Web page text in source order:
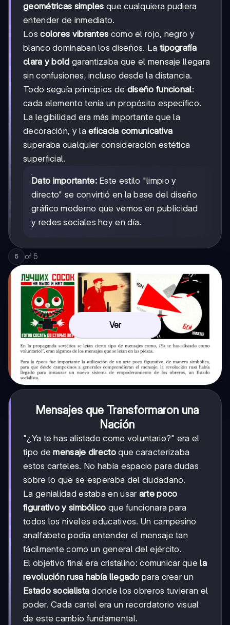
geométricas simples que cualquiera pudiera
entender de inmediato.
Loscolores vibrantes como el rojo, negro y
blanco dominaban los diseños. La tipografía
clara y bold garantizaba que el mensaje llegara
sin confusiones, incluso desde la distancia.
Todo seguía principios de diseño funcional:
cada elemento tenía un propósito específico.
La legibilidad era más importante que la
decoración, y laeficacia comunicativa
superaba cualquier consideración estética
superficial.
Dato importante:Este estilo "limpio y
directo" se convirtió en la base del diseño
gráfico moderno que vemos en publicidad
y redes sociales hoy en día.
5 of 5
Ver
Mensajes que Transformaron una
Nación
"¿Ya te has alistado como voluntario?" era el
tipo demensaje directoque caracterizaba
estos carteles. No había espacio para dudas
sobre lo que se esperaba del ciudadano.
La genialidad estaba en usar arte poco
figurativo y simbólico que funcionara para
todos los niveles educativos. Un campesino
analfabeto podía entender el mensaje tan
fácilmente como un general del ejército.
El objetivo final era cristalino: comunicar quela
revolución rusa había llegado para crear un
Estado socialista donde los obreros tuvieran el
poder. Cada cartel era un recordatorio visual
de este cambio fundamental.